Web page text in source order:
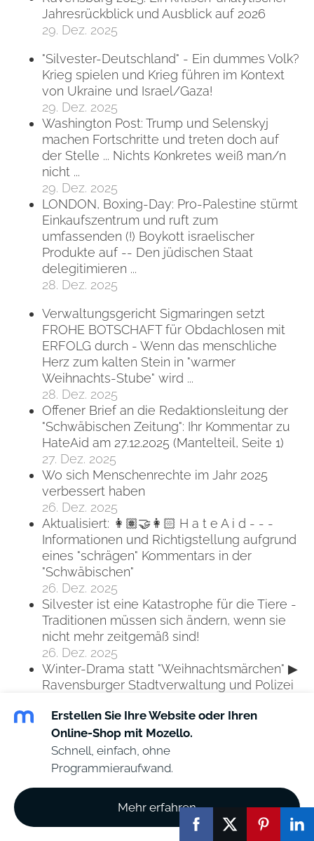
Jahresrückblick und Ausblick auf 2026
29. Dez. 2025
"Silvester-Deutschland" - Ein dummes Volk?
Krieg spielen und Krieg führen im Kontext
von Ukraine und Israel/Gaza!
29. Dez. 2025
Washington Post: Trump und Selenskyj
machen Fortschritte und treten doch auf
der Stelle ... Nichts Konkretes weiß man/n
nicht ...
29. Dez. 2025
LONDON, Boxing-Day: Pro-Palestine stürmt
Einkaufszentrum und ruft zum
umfassenden (!) Boykott israelischer
Produkte auf -- Den jüdischen Staat
delegitimieren ...
28. Dez. 2025
Verwaltungsgericht Sigmaringen setzt
FROHE BOTSCHAFT für Obdachlosen mit
ERFOLG durch - Wenn das menschliche
Herz zum kalten Stein in "warmer
Weihnachts-Stube" wird ...
28. Dez. 2025
Offener Brief an die Redaktionsleitung der
"Schwäbischen Zeitung": Ihr Kommentar zu
HateAid am 27.12.2025 (Mantelteil, Seite 1)
27. Dez. 2025
Wo sich Menschenrechte im Jahr 2025
verbessert haben
26. Dez. 2025
Aktualisiert: 👩🏽‍🤝‍👩🏻 H a t e A i d - - -
Informationen und Richtigstellung aufgrund
eines "schrägen" Kommentars in der
"Schwäbischen"
26. Dez. 2025
Silvester ist eine Katastrophe für die Tiere -
Traditionen müssen sich ändern, wenn sie
nicht mehr zeitgemäß sind!
26. Dez. 2025
Winter-Drama statt "Weihnachtsmärchen" ▶
Ravensburger Stadtverwaltung und Polizei
ein benutzbares Bett in Notunterkunft...
26. Dez. 2025
Bondi Beach: 🔴Australiens Premier
verweigert staatliche Untersuchung zum
Zahl der Christen im Staat Israel ist leicht
Erstellen Sie Ihre Website oder Ihren
Online-Shop mit Mozello.
Schnell, einfach, ohne
Programmieraufwand.
Mehr erfahren